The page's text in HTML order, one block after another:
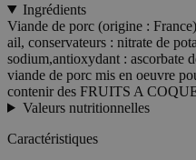
Ingrédients
Viande de porc (origine :
ail, conservateurs : nitrate de
sodium,antioxydant : ascorbate
viande de porc mis en oeuvre
contenir des FRUITS A
Valeurs nutritionnelles
Caractéristiques